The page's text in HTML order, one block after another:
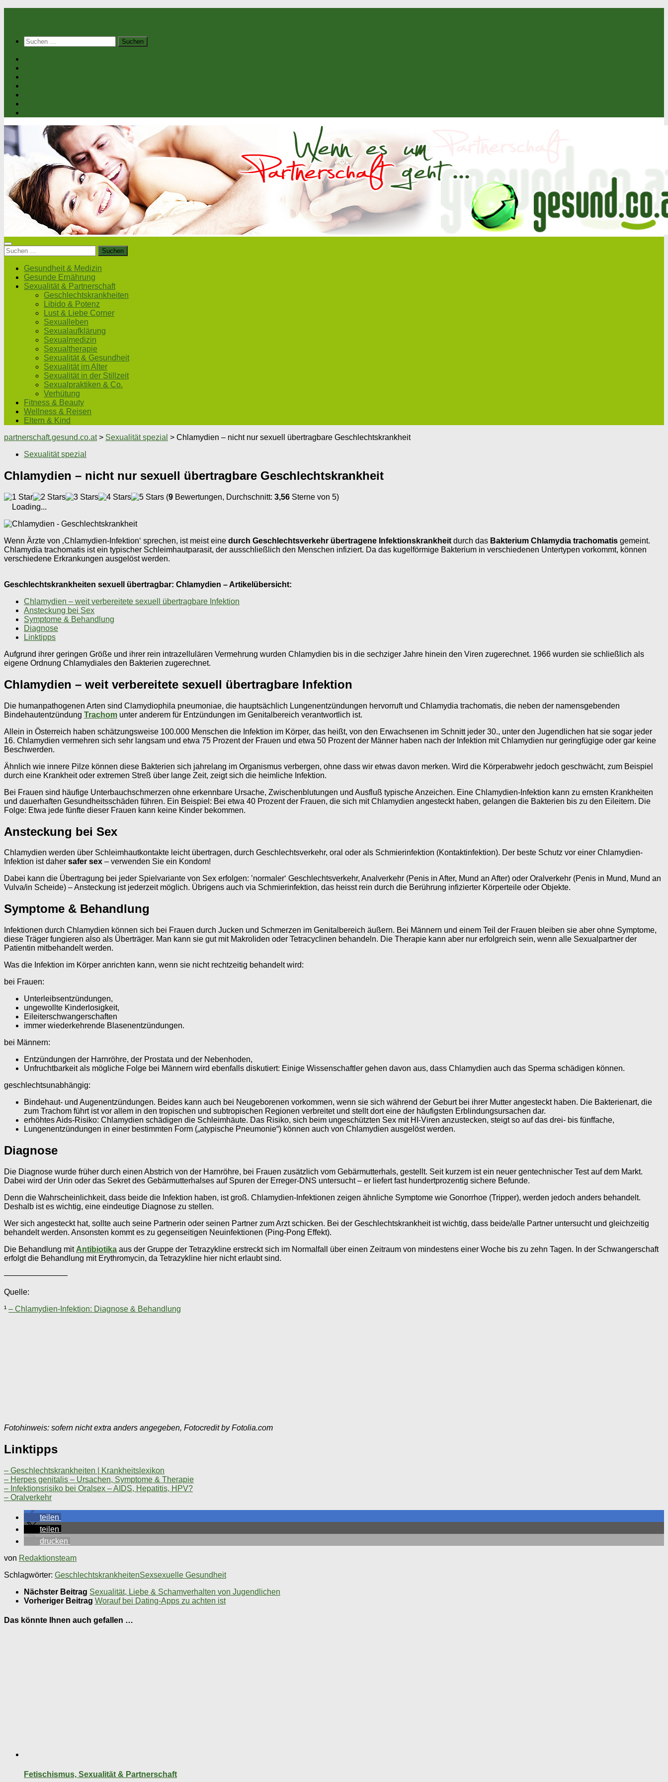
Suchen
nach:
Suchen
nach:
Gesundheit & Medizin
Gesunde Ernährung
Sexualität & Partnerschaft
Geschlechtskrankheiten
Libido & Potenz
Lust & Liebe Corner
Sexualleben
Sexualaufklärung
Sexualmedizin
Sexualtherapie
Sexualität & Gesundheit
Sexualität im Alter
Sexualität in der Stillzeit
Sexualpraktiken & Co.
Verhütung
Fitness & Beauty
Wellness & Reisen
Eltern & Kind
partnerschaft.gesund.co.at> Sexualität spezial > Chlamydien – nicht nur sexuell übertragbare Geschlechtskrankheit
Sexualität spezial
Chlamydien – nicht nur sexuell übertragbare Geschlechtskrankheit
(9 Bewertungen, Durchschnitt: 3,56 Sterne von 5)
Loading...
Wenn Ärzte von ‚Chlamydien-Infektion‘ sprechen, ist meist eine durch Geschlechtsverkehr übertragene Infektionskrankheit durch das Bakterium Chlamydia trachomatis gemeint.
Chlamydia trachomatis ist ein typischer Schleimhautparasit, der ausschließlich den Menschen infiziert. Da das kugelförmige Bakterium in verschiedenen Untertypen vorkommt, können
verschiedene Erkrankungen ausgelöst werden.
Geschlechtskrankheiten sexuell übertragbar: Chlamydien – Artikelübersicht:
Chlamydien – weit verbereitete sexuell übertragbare Infektion
Ansteckung bei Sex
Symptome & Behandlung
Diagnose
Linktipps
Aufgrund ihrer geringen Größe und ihrer rein intrazellulären Vermehrung wurden Chlamydien bis in die sechziger Jahre hinein den Viren zugerechnet. 1966 wurden sie schließlich als
eigene Ordnung Chlamydiales den Bakterien zugerechnet.
Chlamydien – weit verbereitete sexuell übertragbare Infektion
Die humanpathogenen Arten sind Clamydiophila pneumoniae, die hauptsächlich Lungenentzündungen hervorruft und Chlamydia trachomatis, die neben der namensgebenden
Bindehautentzündung Trachom unter anderem für Entzündungen im Genitalbereich verantwortlich ist.
Allein in Österreich haben schätzungsweise 100.000 Menschen die Infektion im Körper, das heißt, von den Erwachsenen im Schnitt jeder 30., unter den Jugendlichen hat sie sogar jeder
16. Chlamydien vermehren sich sehr langsam und etwa 75 Prozent der Frauen und etwa 50 Prozent der Männer haben nach der Infektion mit Chlamydien nur geringfügige oder gar keine
Beschwerden.
Ähnlich wie innere Pilze können diese Bakterien sich jahrelang im Organismus verbergen, ohne dass wir etwas davon merken. Wird die Körperabwehr jedoch geschwächt, zum Beispiel
durch eine Krankheit oder extremen Streß über lange Zeit, zeigt sich die heimliche Infektion.
Bei Frauen sind häufige Unterbauchschmerzen ohne erkennbare Ursache, Zwischenblutungen und Ausfluß typische Anzeichen. Eine Chlamydien-Infektion kann zu ernsten Krankheiten
und dauerhaften Gesundheitsschäden führen. Ein Beispiel: Bei etwa 40 Prozent der Frauen, die sich mit Chlamydien angesteckt haben, gelangen die Bakterien bis zu den Eileitern. Die
Folge: Etwa jede fünfte dieser Frauen kann keine Kinder bekommen.
Ansteckung bei Sex
Chlamydien werden über Schleimhautkontakte leicht übertragen, durch Geschlechtsverkehr, oral oder als Schmierinfektion (Kontaktinfektion). Der beste Schutz vor einer Chlamydien-
Infektion ist daher safer sex – verwenden Sie ein Kondom!
Dabei kann die Übertragung bei jeder Spielvariante von Sex erfolgen: ’normaler‘ Geschlechtsverkehr, Analverkehr (Penis in After, Mund an After) oder Oralverkehr (Penis in Mund, Mund an
Vulva/in Scheide) – Ansteckung ist jederzeit möglich. Übrigens auch via Schmierinfektion, das heisst rein durch die Berührung infizierter Körperteile oder Objekte.
Symptome & Behandlung
Infektionen durch Chlamydien können sich bei Frauen durch Jucken und Schmerzen im Genitalbereich äußern. Bei Männern und einem Teil der Frauen bleiben sie aber ohne Symptome,
diese Träger fungieren also als Überträger. Man kann sie gut mit Makroliden oder Tetracyclinen behandeln. Die Therapie kann aber nur erfolgreich sein, wenn alle Sexualpartner der
Patientin mitbehandelt werden.
Was die Infektion im Körper anrichten kann, wenn sie nicht rechtzeitig behandelt wird:
bei Frauen:
Unterleibsentzündungen,
ungewollte Kinderlosigkeit,
Eileiterschwangerschaften
immer wiederkehrende Blasenentzündungen.
bei Männern:
Entzündungen der Harnröhre, der Prostata und der Nebenhoden,
Unfruchtbarkeit als mögliche Folge bei Männern wird ebenfalls diskutiert: Einige Wissenschaftler gehen davon aus, dass Chlamydien auch das Sperma schädigen können.
geschlechtsunabhängig:
Bindehaut- und Augenentzündungen. Beides kann auch bei Neugeborenen vorkommen, wenn sie sich während der Geburt bei ihrer Mutter angesteckt haben. Die Bakterienart, die
zum Trachom führt ist vor allem in den tropischen und subtropischen Regionen verbreitet und stellt dort eine der häufigsten Erblindungsursachen dar.
erhöhtes Aids-Risiko: Chlamydien schädigen die Schleimhäute. Das Risiko, sich beim ungeschützten Sex mit HI-Viren anzustecken, steigt so auf das drei- bis fünffache,
Lungenentzündungen in einer bestimmten Form („atypische Pneumonie“) können auch von Chlamydien ausgelöst werden.
Diagnose
Die Diagnose wurde früher durch einen Abstrich von der Harnröhre, bei Frauen zusätzlich vom Gebärmutterhals, gestellt. Seit kurzem ist ein neuer gentechnischer Test auf dem Markt.
Dabei wird der Urin oder das Sekret des Gebärmutterhalses auf Spuren der Erreger-DNS untersucht – er liefert fast hundertprozentig sichere Befunde.
Denn die Wahrscheinlichkeit, dass beide die Infektion haben, ist groß. Chlamydien-Infektionen zeigen ähnliche Symptome wie Gonorrhoe (Tripper), werden jedoch anders behandelt.
Deshalb ist es wichtig, eine eindeutige Diagnose zu stellen.
Wer sich angesteckt hat, sollte auch seine Partnerin oder seinen Partner zum Arzt schicken. Bei der Geschlechtskrankheit ist wichtig, dass beide/alle Partner untersucht und gleichzeitig
behandelt werden. Ansonsten kommt es zu gegenseitigen Neuinfektionen (Ping-Pong Effekt).
Die Behandlung mit Antibiotika aus der Gruppe der Tetrazykline erstreckt sich im Normalfall über einen Zeitraum von mindestens einer Woche bis zu zehn Tagen. In der Schwangerschaft
erfolgt die Behandlung mit Erythromycin, da Tetrazykline hier nicht erlaubt sind.
————————
Quelle:
¹ – Chlamydien-Infektion: Diagnose & Behandlung
Fotohinweis: sofern nicht extra anders angegeben, Fotocredit by Fotolia.com
Linktipps
– Geschlechtskrankheiten | Krankheitslexikon
– Herpes genitalis – Ursachen, Symptome & Therapie
– Infektionsrisiko bei Oralsex – AIDS, Hepatitis, HPV?
– Oralverkehr
teilen
teilen
drucken
von Redaktionsteam
Schlagwörter: GeschlechtskrankheitenSexsexuelle Gesundheit
Nächster Beitrag Sexualität, Liebe & Schamverhalten von Jugendlichen
Vorheriger Beitrag Worauf bei Dating-Apps zu achten ist
Das könnte Ihnen auch gefallen …
Fetischismus, Sexualität & Partnerschaft